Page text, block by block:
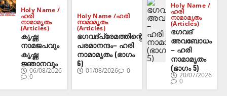
Holy Name /
ഹരി
നാമാമൃതം
(Articles)
കൃഷ്ണ
നാമജപവും
കൃഷ്ണ
ജ്ഞാനവും
06/08/2026
0
Holy Name /ഹരി
നാമാമൃതം
(Articles)
ഭഗവദ്പ്രേമത്തിന്റെ
പരമാനന്ദം– ഹരി
നാമാമൃതം (ഭാഗം
6)
01/08/2026 0
Holy Name /
ഹരി
നാമാമൃതം
(Articles)
ഭഗവദ്‌
അവബോധം
– ഹരി
നാമാമൃതം
(ഭാഗം 5)
20/07/2026
0